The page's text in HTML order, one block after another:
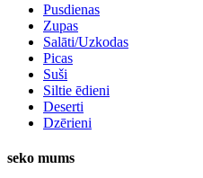
Pusdienas
Zupas
Salāti/Uzkodas
Picas
Suši
Siltie ēdieni
Deserti
Dzērieni
seko mums